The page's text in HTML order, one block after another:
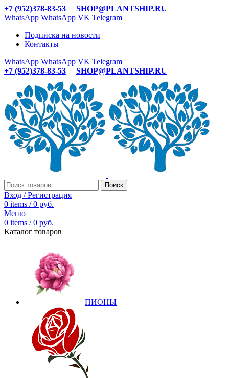
+7 (952)378-83-53
SHOP@PLANTSHIP.RU
WhatsApp WhatsApp VK Telegram
Подписка на новости
Контакты
WhatsApp WhatsApp VK Telegram
+7 (952)378-83-53
SHOP@PLANTSHIP.RU
Поиск
Вход / Регистрация
0 items / 0 руб.
Меню
0 items / 0 руб.
Каталог товаров
ПИОНЫ